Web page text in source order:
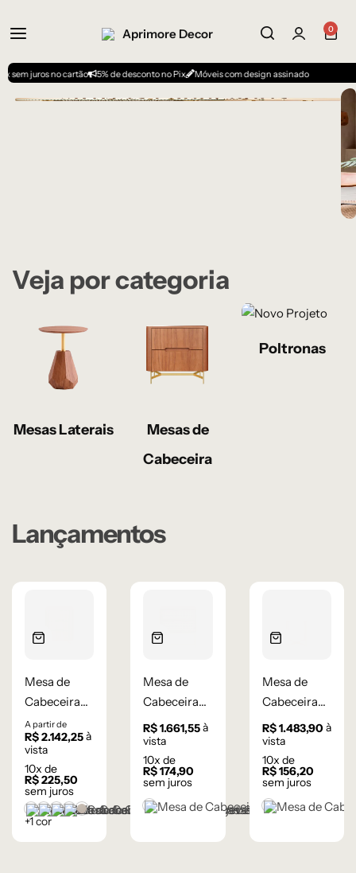
0
cartão 5% de desconto no Pix Móveis com design assinado
Veja por categoria
Mesas Laterais
Mesas de
Cabeceira
Poltronas
Lançamentos
Mesa de
Cabeceira
Flow 3
gavetas –
Lâmina de
Carvalho
Natural
A partir de
R$2.142,25à
vista
10x de
R$225,50
sem juros
Castanho
Champanhe
Cinza Grafite Metalizado
Ébano
Lâmina Frapê
+1 cor
Mesa de
Cabeceira
Sevilha 2
gavetas –
Castanho e
Dourado
R$1.661,55à
vista
10x de
R$174,90
sem juros
Castanho
Mesa de
Cabeceira
Luna
Redonda –
Branco e
Dourado
R$1.483,90 à
vista
10x de
R$156,20
sem juros
Branco